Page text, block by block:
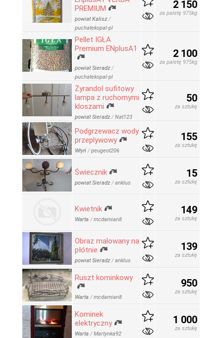
PREMIUM
powiat Kalisz /
puchatekopal-pl
2 150
za paletę 975kg
Pellet IGŁA
Premium ENplusA1
powiat Sieradz /
puchatekopal-pl
2 100
za paletę 975kg
Żyrandol sufitowy
lampa z ruchomymi
kloszami
powiat Sieradz /Nat123
50
za sztukę
Podgrzewacz wody
przeplywowy
Włyń /peugeot206
155
za sztukę
Świecznik
powiat Sieradz /anklus
15
za sztukę
Kwietnik
Warta /mcdamian8
149
za sztukę
Obraz malowany na
płótnie
powiat Sieradz /anklus
139
za sztukę
Ruszt kominkowy
Warta /mcdamian8
950
za sztukę
Kominek
elektryczny
Warta /Martynka92
1 000
za sztukę